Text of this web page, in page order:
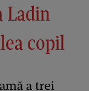
Ladin
copil
a trei